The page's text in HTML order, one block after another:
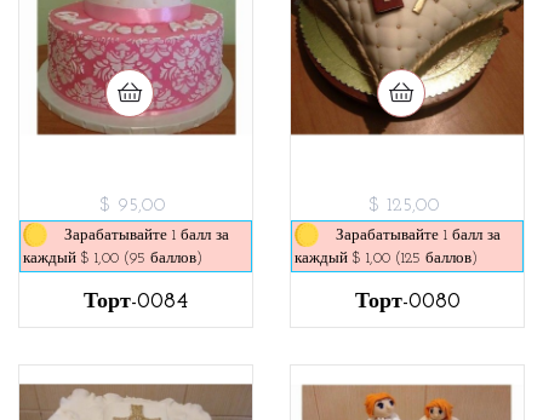
$ 95,00
Зарабатывайте 1 балл за
каждый $ 1,00 (95 баллов)
Торт-0084
$ 125,00
Зарабатывайте 1 балл за
каждый $ 1,00 (125 баллов)
Торт-0080